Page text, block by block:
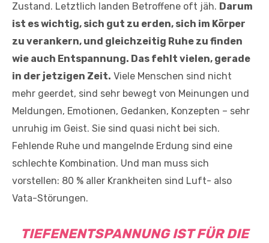
Zustand. Letztlich landen Betroffene oft jäh. Darum
ist es wichtig, sich gut zu erden, sich im Körper
zu verankern, und gleichzeitig Ruhe zu finden
wie auch Entspannung. Das fehlt vielen, gerade
in der jetzigen Zeit. Viele Menschen sind nicht
mehr geerdet, sind sehr bewegt von Meinungen und
Meldungen, Emotionen, Gedanken, Konzepten – sehr
unruhig im Geist. Sie sind quasi nicht bei sich.
Fehlende Ruhe und mangelnde Erdung sind eine
schlechte Kombination. Und man muss sich
vorstellen: 80 % aller Krankheiten sind Luft- also
Vata-Störungen.
TIEFENENTSPANNUNG IST FÜR DIE